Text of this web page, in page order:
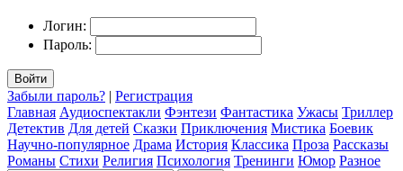
Логин:
Пароль:
Войти
Забыли пароль? | Регистрация
Главная Аудиоспектакли Фэнтези Фантастика Ужасы Триллер
Детектив Для детей Сказки Приключения Мистика Боевик
Научно-популярное Драма История Классика Проза Рассказы
Романы Стихи Религия Психология Тренинги Юмор Разное